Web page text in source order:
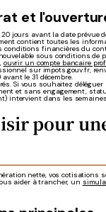
et
jours avant la date prévue
contient toutes les
conditions financières du
sous conditions de
ouvrir un compte bancaire
sur impots.gouv.fr,
le 31 décembre.
Si vous souhaitez
et sans engagement,
intervient dans les
pour
nette, vos cotisations
aider à trancher, un